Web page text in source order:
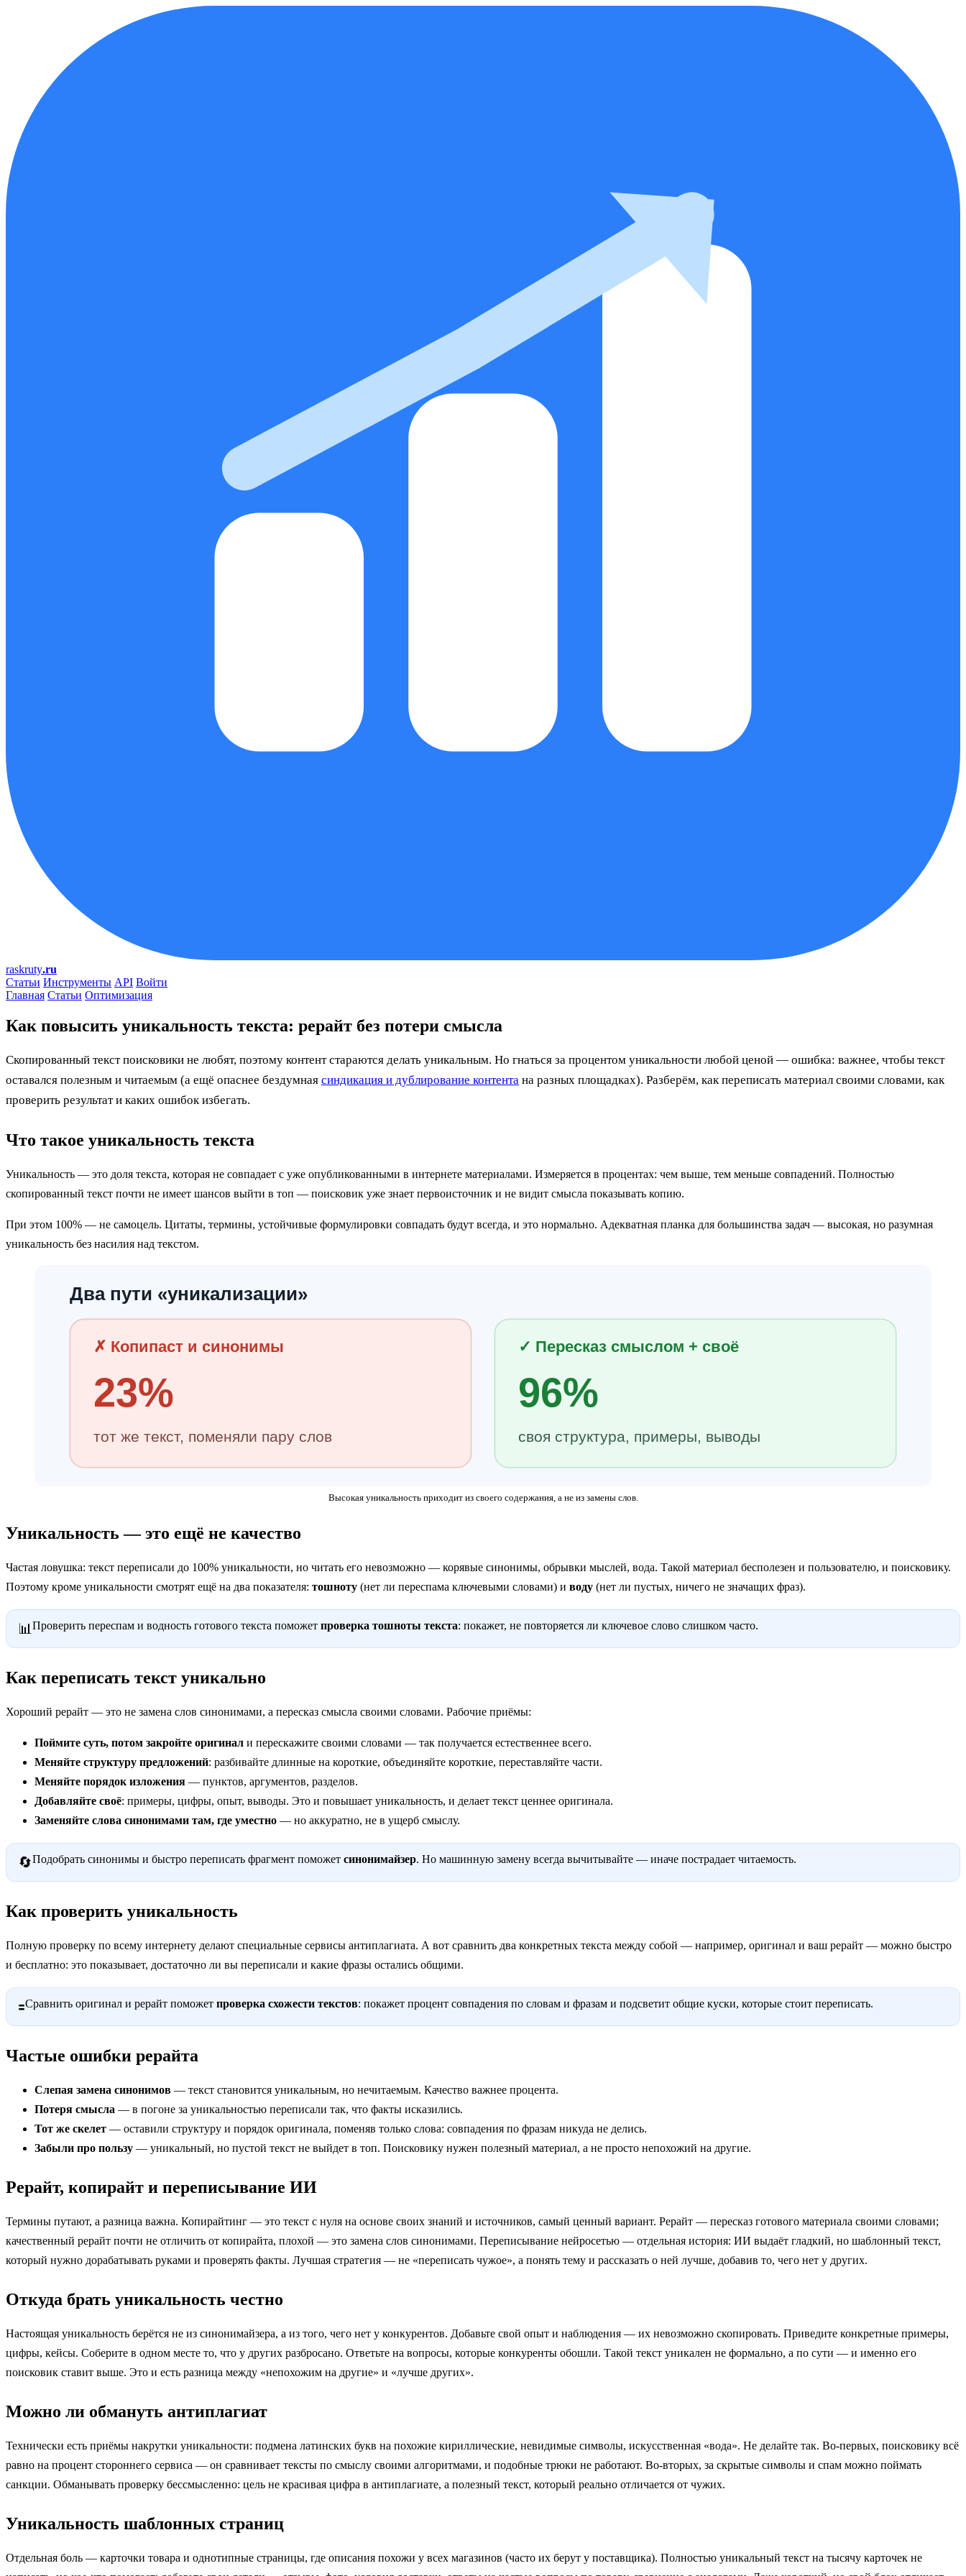
raskruty.ru
Статьи Инструменты API Войти
Главная Статьи Оптимизация
Как повысить уникальность текста: рерайт без потери смысла
Скопированный текст поисковики не любят, поэтому контент стараются делать уникальным. Но гнаться за процентом уникальности любой ценой — ошибка: важнее, чтобы текст
оставался полезным и читаемым (а ещё опаснее бездумная синдикация и дублирование контента на разных площадках). Разберём, как переписать материал своими словами, как
проверить результат и каких ошибок избегать.
Что такое уникальность текста
Уникальность — это доля текста, которая не совпадает с уже опубликованными в интернете материалами. Измеряется в процентах: чем выше, тем меньше совпадений. Полностью
скопированный текст почти не имеет шансов выйти в топ — поисковик уже знает первоисточник и не видит смысла показывать копию.
При этом 100% — не самоцель. Цитаты, термины, устойчивые формулировки совпадать будут всегда, и это нормально. Адекватная планка для большинства задач — высокая, но разумная
уникальность без насилия над текстом.
Два пути «уникализации»
✗ Копипаст и синонимы
23%
тот же текст, поменяли пару слов
✓ Пересказ смыслом + своё
96%
своя структура, примеры, выводы
Высокая уникальность приходит из своего содержания, а не из замены слов.
Уникальность — это ещё не качество
Частая ловушка: текст переписали до 100% уникальности, но читать его невозможно — корявые синонимы, обрывки мыслей, вода. Такой материал бесполезен и пользователю, и поисковику.
Поэтому кроме уникальности смотрят ещё на два показателя: тошноту (нет ли переспама ключевыми словами) и воду (нет ли пустых, ничего не значащих фраз).
📊 Проверить переспам и водность готового текста поможет проверка тошноты текста: покажет, не повторяется ли ключевое слово слишком часто.
Как переписать текст уникально
Хороший рерайт — это не замена слов синонимами, а пересказ смысла своими словами. Рабочие приёмы:
Поймите суть, потом закройте оригинал и перескажите своими словами — так получается естественнее всего.
Меняйте структуру предложений: разбивайте длинные на короткие, объединяйте короткие, переставляйте части.
Меняйте порядок изложения — пунктов, аргументов, разделов.
Добавляйте своё: примеры, цифры, опыт, выводы. Это и повышает уникальность, и делает текст ценнее оригинала.
Заменяйте слова синонимами там, где уместно — но аккуратно, не в ущерб смыслу.
🔄Подобрать синонимы и быстро переписать фрагмент поможет синонимайзер. Но машинную замену всегда вычитывайте — иначе пострадает читаемость.
Как проверить уникальность
Полную проверку по всему интернету делают специальные сервисы антиплагиата. А вот сравнить два конкретных текста между собой — например, оригинал и ваш рерайт — можно быстро
и бесплатно: это показывает, достаточно ли вы переписали и какие фразы остались общими.
🟰Сравнить оригинал и рерайт поможет проверка схожести текстов: покажет процент совпадения по словам и фразам и подсветит общие куски, которые стоит переписать.
Частые ошибки рерайта
Слепая замена синонимов — текст становится уникальным, но нечитаемым. Качество важнее процента.
Потеря смысла — в погоне за уникальностью переписали так, что факты исказились.
Тот же скелет — оставили структуру и порядок оригинала, поменяв только слова: совпадения по фразам никуда не делись.
Забыли про пользу — уникальный, но пустой текст не выйдет в топ. Поисковику нужен полезный материал, а не просто непохожий на другие.
Рерайт, копирайт и переписывание ИИ
Термины путают, а разница важна. Копирайтинг — это текст с нуля на основе своих знаний и источников, самый ценный вариант. Рерайт — пересказ готового материала своими словами;
качественный рерайт почти не отличить от копирайта, плохой — это замена слов синонимами. Переписывание нейросетью — отдельная история: ИИ выдаёт гладкий, но шаблонный текст,
который нужно дорабатывать руками и проверять факты. Лучшая стратегия — не «переписать чужое», а понять тему и рассказать о ней лучше, добавив то, чего нет у других.
Откуда брать уникальность честно
Настоящая уникальность берётся не из синонимайзера, а из того, чего нет у конкурентов. Добавьте свой опыт и наблюдения — их невозможно скопировать. Приведите конкретные примеры,
цифры, кейсы. Соберите в одном месте то, что у других разбросано. Ответьте на вопросы, которые конкуренты обошли. Такой текст уникален не формально, а по сути — и именно его
поисковик ставит выше. Это и есть разница между «непохожим на другие» и «лучше других».
Можно ли обмануть антиплагиат
Технически есть приёмы накрутки уникальности: подмена латинских букв на похожие кириллические, невидимые символы, искусственная «вода». Не делайте так. Во-первых, поисковику всё
равно на процент стороннего сервиса — он сравнивает тексты по смыслу своими алгоритмами, и подобные трюки не работают. Во-вторых, за скрытые символы и спам можно поймать
санкции. Обманывать проверку бессмысленно: цель не красивая цифра в антиплагиате, а полезный текст, который реально отличается от чужих.
Уникальность шаблонных страниц
Отдельная боль — карточки товара и однотипные страницы, где описания похожи у всех магазинов (часто их берут у поставщика). Полностью уникальный текст на тысячу карточек не